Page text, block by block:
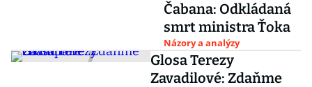
Čabana: Odkládaná
smrt ministra Ťoka
Názory a analýzy
Glosa Terezy
Zavadilové: Zdaňme